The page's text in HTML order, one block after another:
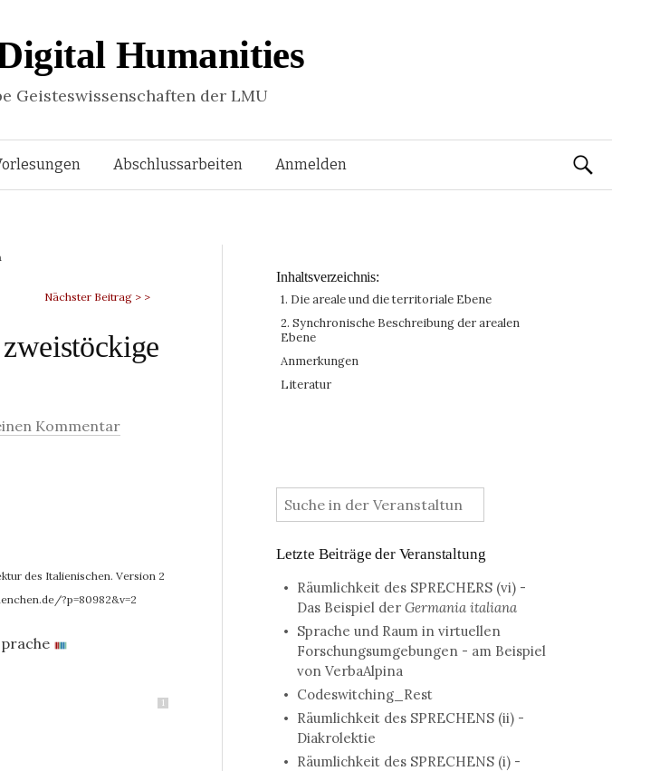
Humanities
Geisteswissenschaften der LMU
Springe Abschlussarbeiten Anmelden Suchen
Nächster Beitrag > >
Kommentar
des Italienischen. Version 2
?p=80982&v=2
1
Inhaltsverzeichnis:
1. Die areale und die territoriale Ebene
2. Synchronische Beschreibung der arealen
Ebene
Anmerkungen
Literatur
:
Letzte Beiträge der Veranstaltung
Räumlichkeit des SPRECHERS (vi) -
Das Beispiel der Germania italiana
Sprache und Raum in virtuellen
Forschungsumgebungen - am Beispiel
von VerbaAlpina
Codeswitching_Rest
Räumlichkeit des SPRECHENS (ii) -
Diakrolektie
Räumlichkeit des SPRECHENS (i) -